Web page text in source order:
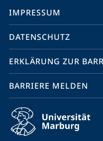
Service-
Navigation
IMPRESSUM
DATENSCHUTZ
ERKLÄRUNG ZUR
BARRIERE MELDEN